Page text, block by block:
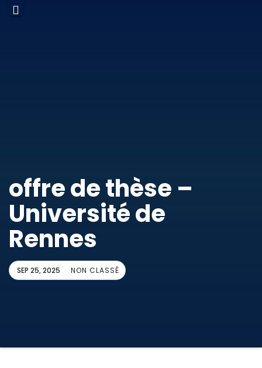
offre de thèse –
Université de
Rennes
SEP 25, 2025 NON CLASSÉ